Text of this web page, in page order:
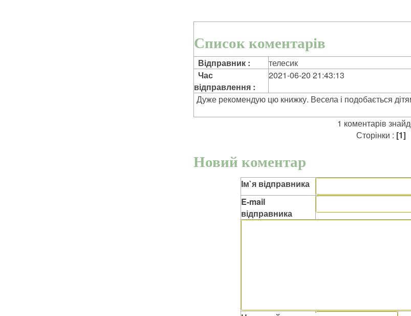
Список коментарів
Відправник :
телесик
Час
відправлення :
2021-06-20 21:43:13
Дуже рекомендую цю книжку. Весела і подобається
1 коментарів
Сторінки : [1]
Новий коментар
Ім`я відправника
E-mail
відправника